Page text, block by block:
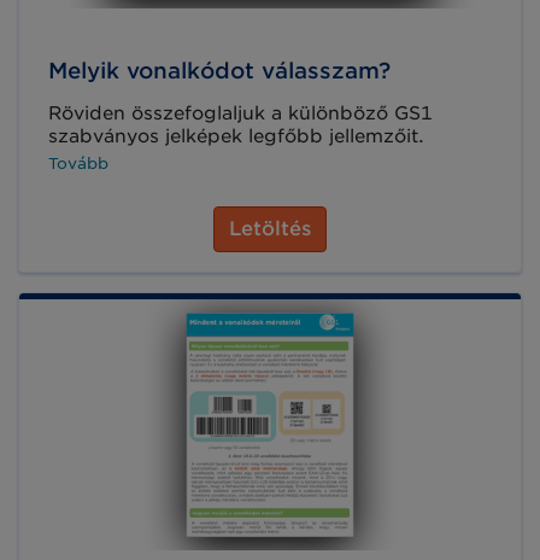
Melyik vonalkódot válasszam?
Röviden összefoglaljuk a különböző GS1
szabványos jelképek legfőbb jellemzőit.
Tovább
Letöltés